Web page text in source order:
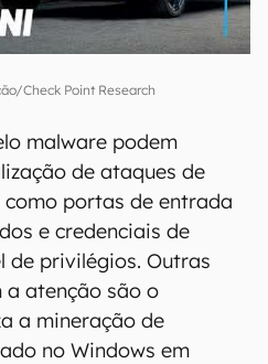
Check Point Research
malware podem
de ataques de
portas de entrada
e credenciais de
de privilégios. Outras
a atenção são o
a mineração de
no Windows em